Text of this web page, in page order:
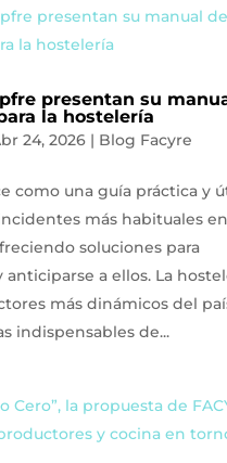
presentan su
la hostelería
24, 2026| Blog Facyre
como una guía práctica y
más habituales en
soluciones para
a ellos. La
más dinámicos del
indispensables de...